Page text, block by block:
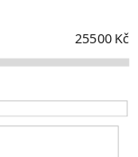
25500Kč